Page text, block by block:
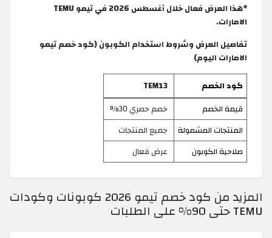
*هذا العرض فعال خلال أغسطس 2026 في تيمو TEMU
الامارات.
تفاصيل العرض وشروط استخدام الكوبون (كود خصم تيمو
الامارات اليوم)
كود الخصم
TEM13
قيمة الخصم
خصم حصري 30%
المنتجات المشمولة
جميع المنتجات
صلاحية الكوبون
عرض فعال
المزيد من كود خصم تيمو 2026 كوبونات وكودات
TEMU حتى 90% على الطلبات